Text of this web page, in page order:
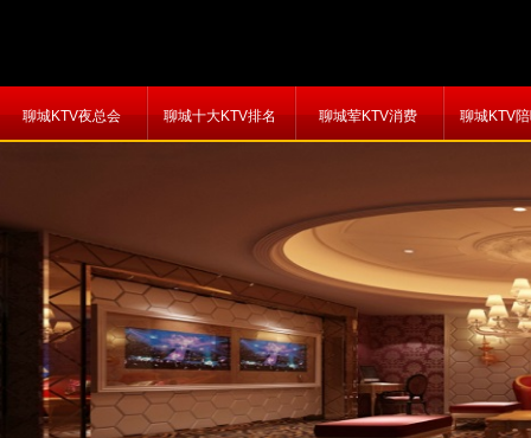
聊城KTV夜总会 聊城十大KTV排名 聊城荤KTV消费 聊城KTV